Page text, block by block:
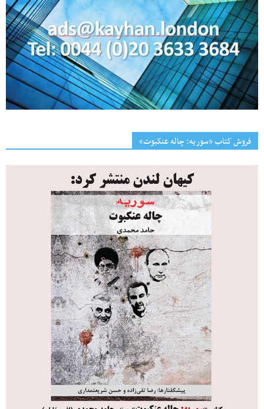
فروش کتاب «سوریه: چاله عنکبوت»